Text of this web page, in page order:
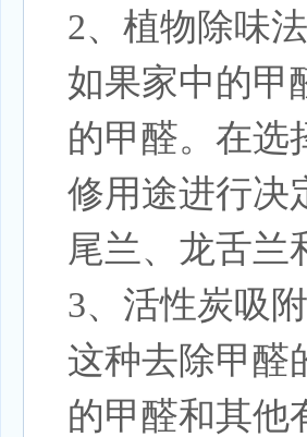
2、植物除味法
如果家中的甲
的甲醛。在选
修用途进行决
尾兰、龙舌兰
3、活性炭吸
这种去除甲醛
的甲醛和其他